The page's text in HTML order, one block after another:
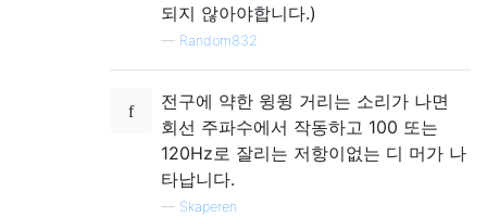
되지 않아야합니다.)
— Random832
전구에 약한 윙윙 거리는 소리가 나면
회선 주파수에서 작동하고 100 또는
120Hz로 잘리는 저항이없는 디 머가 나
타납니다.
— Skaperen